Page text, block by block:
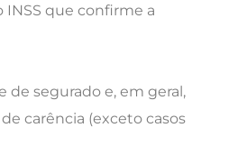
INSS que confirme a
de segurado e, em geral,
de carência (exceto casos